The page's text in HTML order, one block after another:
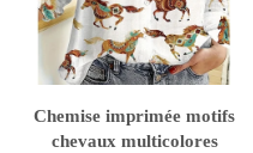
Chemise imprimée motifs
chevaux multicolores